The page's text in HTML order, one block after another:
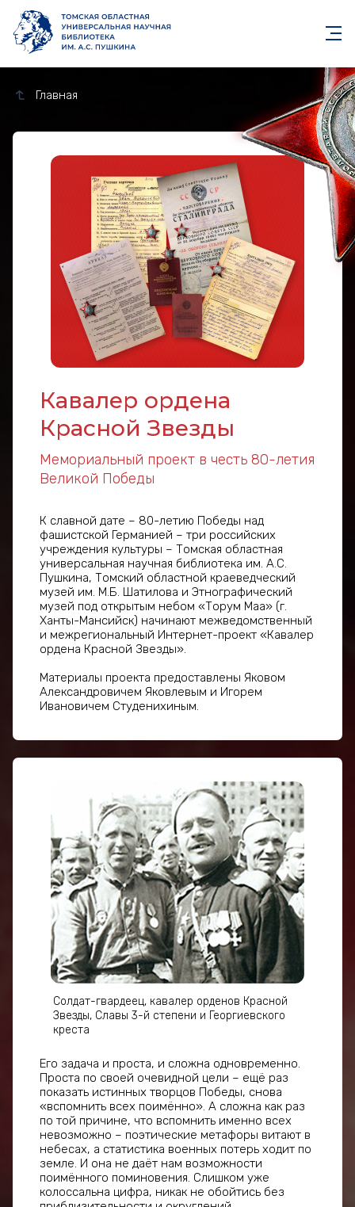
Главная
Кавалер ордена Красной
Кавалер ордена
Красной Звезды
Мемориальный проект в честь 80-летия
Великой Победы
К славной дате – 80-летию Победы над
фашистской Германией – три российских
учреждения культуры – Томская областная
универсальная научная библиотека им. А.С.
Пушкина, Томский областной краеведческий
музей им. М.Б. Шатилова и Этнографический
музей под открытым небом «Торум Маа» (г.
Ханты-Мансийск) начинают межведомственный
и межрегиональный Интернет-проект «Кавалер
ордена Красной Звезды».
Материалы проекта предоставлены Яковом
Александровичем Яковлевым и Игорем
Ивановичем Студенихиным.
Солдат-гвардеец, кавалер орденов Красной
Звезды, Славы 3-й степени и Георгиевского
креста
Его задача и проста, и сложна одновременно.
Проста по своей очевидной цели – ещё раз
показать истинных творцов Победы, снова
«вспомнить всех поимённо». А сложна как раз
по той причине, что вспомнить именно всех
невозможно – поэтические метафоры витают в
небесах, а статистика военных потерь ходит по
земле. И она не даёт нам возможности
поимённого поминовения. Слишком уже
колоссальна цифра, никак не обойтись без